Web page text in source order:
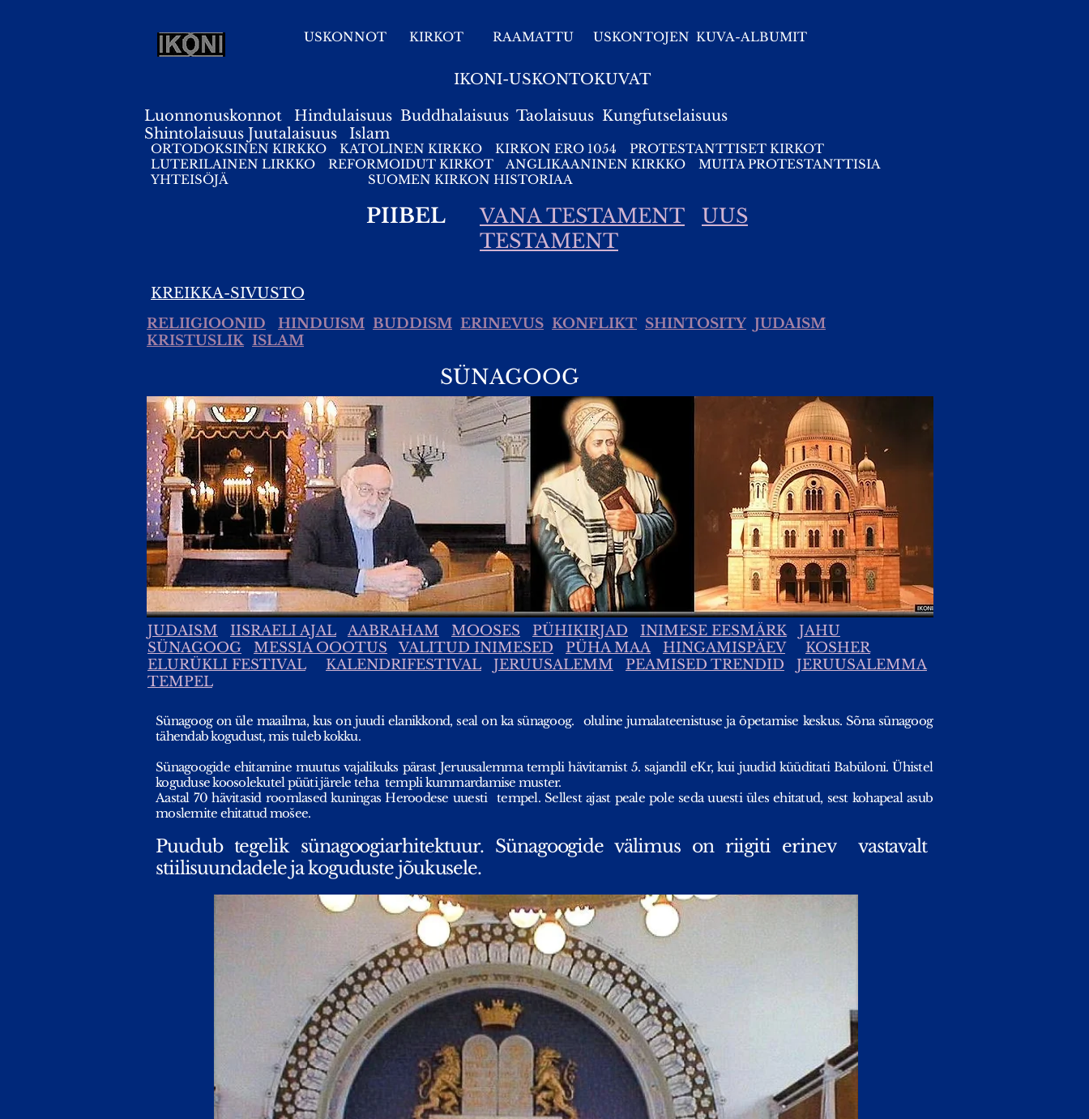
USKONNOT KIRKOT RAAMATTU USKONTOJEN KUVA-ALBUMIT
IKONI-USKONTOKUVAT
Luonnonuskonnot Hindulaisuus Buddhalaisuus Taolaisuus Kungfutselaisuus
Shintolaisuus Juutalaisuus Islam
ORTODOKSINEN KIRKKO KATOLINEN KIRKKO KIRKON ERO 1054
PROTESTANTTISET KIRKOT
LUTERILAINEN LIRKKO
REFORMOIDUT KIRKOT ANGLIKAANINEN KIRKKO
MUITA PROTESTANTTISIA
YHTEISÖJÄ
SUOMEN KIRKON HISTORIAA
PIIBEL VANA TESTAMENT
UUS
TESTAMENT
KREIKKA-SIVUSTO
RELIIGIOONID HINDUISM BUDDISM ERINEVUS KONFLIKT SHINTOSITY JUDAISM
KRISTUSLIK ISLAM
SÜNAGOOG
JUDAISM IISRAELI AJAL AABRAHAM MOOSES PÜHIKIRJAD INIMESE EESMÄRK
JAHU
SÜNAGOOG
MESSIA OOOTUS VALITUD INIMESED PÜHA MAA HINGAMISPÄEV
KOSHER
ELURÜKLI FESTIVAL
KALENDRIFESTIVAL JERUUSALEMM PEAMISED TRENDID
JERUUSALEMMA
TEMPEL
Sünagoog on üle maailma, kus on juudi elanikkond, seal on ka sünagoog.
oluline jumalateenistuse ja õpetamise keskus. Sõna sünagoog
tähendab kogudust, mis tuleb kokku.
Sünagoogide ehitamine muutus vajalikuks pärast Jeruusalemma templi hävitamist 5. sajandil eKr, kui juudid küüditati Babüloni. Ühistel
koguduse koosolekutel püüti järele teha templi kummardamise muster.
Aastal 70 hävitasid roomlased kuningas Heroodese uuesti
tempel. Sellest ajast peale pole seda uuesti üles ehitatud, sest kohapeal asub
moslemite ehitatud mošee.
Puudub tegelik sünagoogiarhitektuur. Sünagoogide välimus on riigiti erinev vastavalt
stiilisuundadele ja koguduste jõukusele.